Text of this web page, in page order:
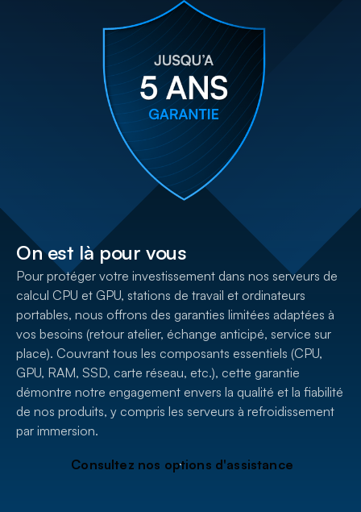
On est là pour vous
Pour protéger votre investissement dans nos serveurs de
calcul CPU et GPU, stations de travail et ordinateurs
portables, nous offrons des garanties limitées adaptées à
vos besoins (retour atelier, échange anticipé, service sur
place). Couvrant tous les composants essentiels (CPU,
GPU, RAM, SSD, carte réseau, etc.), cette garantie
démontre notre engagement envers la qualité et la fiabilité
de nos produits, y compris les serveurs à refroidissement
par immersion.
Consultez nos options d'assistance